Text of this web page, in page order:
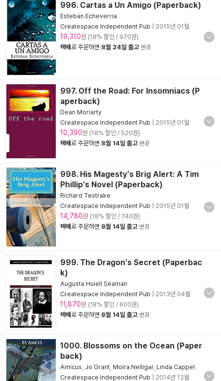
996. Cartas a Un Amigo (Paperback)
Esteban Echeverria
Createspace Independent Pub
2015년 01월
19,310원 (18% 할인 / 970원)
택배로 주문하면 8월 24일 출고 변경
997. Off the Road: For Insomniacs (P
aperback)
Dean Moriarty
Createspace Independent Pub
2015년 01월
10,390원 (18% 할인 / 520원)
택배로 주문하면 8월 14일 출고 변경
998. His Magesty's Brig Alert: A Tim
Phillip's Novel (Paperback)
Richard Testrake
Createspace Independent Pub
2015년 01월
14,780원 (18% 할인 / 740원)
택배로 주문하면 8월 14일 출고 변경
999. The Dragon's Secret (Paperbac
k)
Augusta Huiell Seaman
Createspace Independent Pub
2013년 04월
11,870원 (18% 할인 / 600원)
택배로 주문하면 8월 14일 출고 변경
1000. Blossoms on the Ocean (Paper
back)
Amicus Jo Grant Moira Nelligar, Linda Cappel
Createspace Independent Pub
2014년 12월